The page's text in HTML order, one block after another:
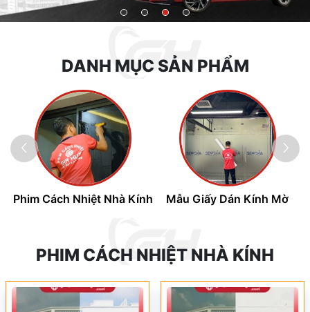
1 2 3 4
DANH MỤC SẢN PHẨM
Phim Cách Nhiệt Nhà Kính Mẫu Giấy Dán Kính Mờ
PHIM CÁCH NHIỆT NHÀ KÍNH